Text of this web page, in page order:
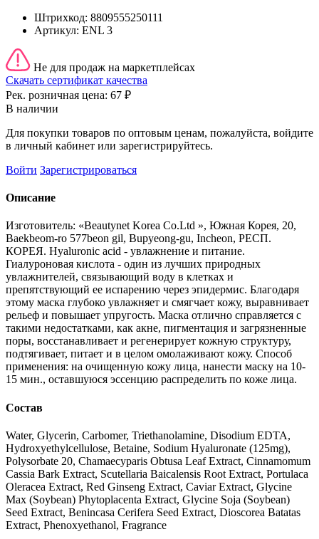
Штрихкод: 8809555250111
Артикул: ENL 3
Не для продаж на маркетплейсах
Скачать сертификат качества
Рек. розничная цена: 67 ₽
В наличии
Для покупки товаров по оптовым ценам, пожалуйста, войдите
в личный кабинет или зарегистрируйтесь.
Войти Зарегистрироваться
Описание
Изготовитель: «Beautynet Korea Co.Ltd », Южная Корея, 20,
Baekbeom-ro 577beon gil, Bupyeong-gu, Incheon, РЕСП.
КОРЕЯ. Hyaluronic acid - увлажнение и питание.
Гиалуроновая кислота - один из лучших природных
увлажнителей, связывающий воду в клетках и
препятствующий ее испарению через эпидермис. Благодаря
этому маска глубоко увлажняет и смягчает кожу, выравнивает
рельеф и повышает упругость. Маска отлично справляется с
такими недостатками, как акне, пигментация и загрязненные
поры, восстанавливает и регенерирует кожную структуру,
подтягивает, питает и в целом омолаживают кожу. Способ
применения: на очищенную кожу лица, нанести маску на 10-
15 мин., оставшуюся эссенцию распределить по коже лица.
Состав
Water, Glycerin, Carbomer, Triethanolamine, Disodium EDTA,
Hydroxyethylcellulose, Betaine, Sodium Hyaluronate (125mg),
Polysorbate 20, Chamaecyparis Obtusa Leaf Extract, Cinnamomum
Cassia Bark Extract, Scutellaria Baicalensis Root Extract, Portulaca
Oleracea Extract, Red Ginseng Extract, Caviar Extract, Glycine
Max (Soybean) Phytoplacenta Extract, Glycine Soja (Soybean)
Seed Extract, Benincasa Cerifera Seed Extract, Dioscorea Batatas
Extract, Phenoxyethanol, Fragrance